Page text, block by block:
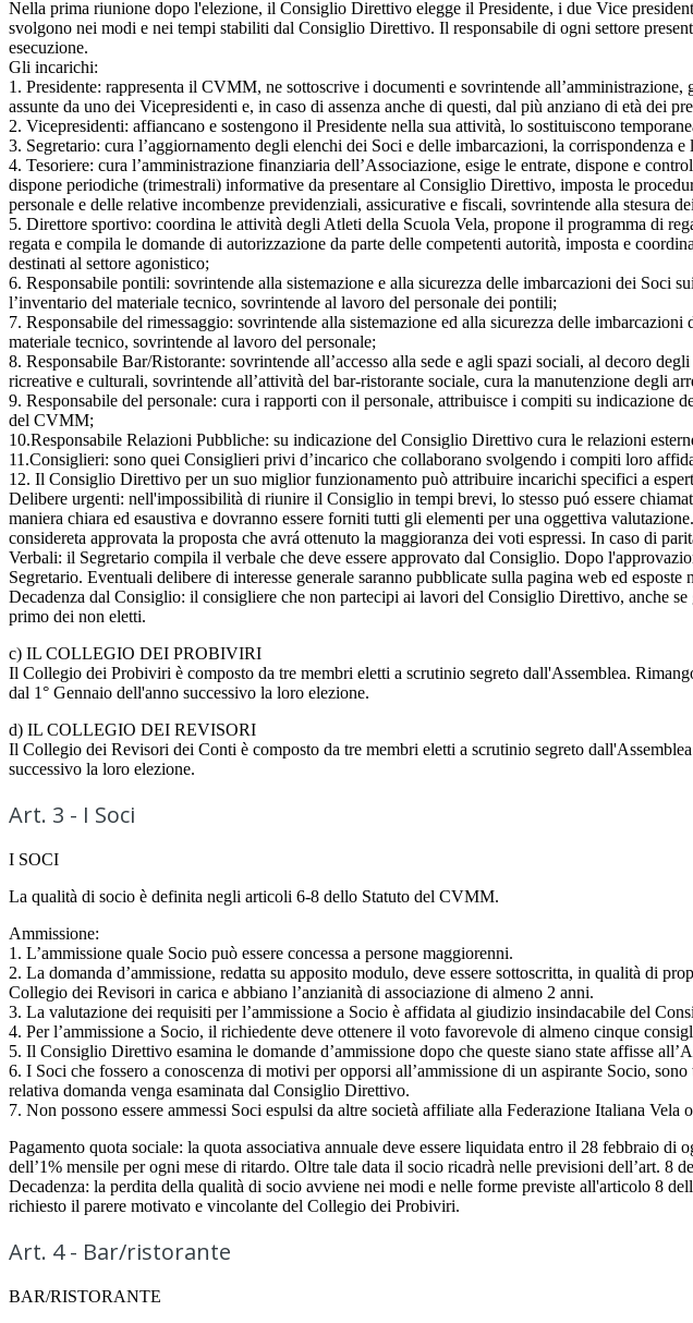
Nella prima riunione dopo l'elezione, il Consiglio Direttivo elegge il Presidente, i due Vice
svolgono nei modi e nei tempi stabiliti dal Consiglio Direttivo. Il responsabile di ogni settore
esecuzione.
Gli incarichi:
1. Presidente: rappresenta il CVMM, ne sottoscrive i documenti e sovrintende
assunte da uno dei Vicepresidenti e, in caso di assenza anche di questi, dal più anziano di età dei
2. Vicepresidenti: affiancano e sostengono il Presidente nella sua attività, lo sostituiscono
3. Segretario: cura l’aggiornamento degli elenchi dei Soci e delle imbarcazioni, la
4. Tesoriere: cura l’amministrazione finanziaria dell’Associazione, esige le entrate, dispone e
dispone periodiche (trimestrali) informative da presentare al Consiglio Direttivo, imposta le
personale e delle relative incombenze previdenziali, assicurative e fiscali, sovrintende alla stesura
5. Direttore sportivo: coordina le attività degli Atleti della Scuola Vela, propone il programma di
regata e compila le domande di autorizzazione da parte delle competenti autorità, imposta e
destinati al settore agonistico;
6. Responsabile pontili: sovrintende alla sistemazione e alla sicurezza delle imbarcazioni dei Soci
l’inventario del materiale tecnico, sovrintende al lavoro del personale dei pontili;
7. Responsabile del rimessaggio: sovrintende alla sistemazione ed alla sicurezza delle
materiale tecnico, sovrintende al lavoro del personale;
8. Responsabile Bar/Ristorante: sovrintende all’accesso alla sede e agli spazi sociali, al decoro
ricreative e culturali, sovrintende all’attività del bar-ristorante sociale, cura la manutenzione degli
9. Responsabile del personale: cura i rapporti con il personale, attribuisce i compiti su
del CVMM;
10.Responsabile Relazioni Pubbliche: su indicazione del Consiglio Direttivo cura le relazioni
11.Consiglieri: sono quei Consiglieri privi d’incarico che collaborano svolgendo i compiti loro
12. Il Consiglio Direttivo per un suo miglior funzionamento può attribuire incarichi specifici a
Delibere urgenti: nell'impossibilità di riunire il Consiglio in tempi brevi, lo stesso puó essere
maniera chiara ed esaustiva e dovranno essere forniti tutti gli elementi per una oggettiva
considereta approvata la proposta che avrá ottenuto la maggioranza dei voti espressi. In caso di
Verbali: il Segretario compila il verbale che deve essere approvato dal Consiglio. Dopo
Segretario. Eventuali delibere di interesse generale saranno pubblicate sulla pagina web ed
Decadenza dal Consiglio: il consigliere che non partecipi ai lavori del Consiglio Direttivo, anche
primo dei non eletti.
c) IL COLLEGIO DEI PROBIVIRI
Il Collegio dei Probiviri è composto da tre membri eletti a scrutinio segreto dall'Assemblea.
dal 1° Gennaio dell'anno successivo la loro elezione.
d) IL COLLEGIO DEI REVISORI
Il Collegio dei Revisori dei Conti è composto da tre membri eletti a scrutinio segreto
successivo la loro elezione.
Art. 3 - I Soci
I SOCI
La qualità di socio è definita negli articoli 6-8 dello Statuto del CVMM.
Ammissione:
1. L’ammissione quale Socio può essere concessa a persone maggiorenni.
2. La domanda d’ammissione, redatta su apposito modulo, deve essere sottoscritta, in qualità di
Collegio dei Revisori in carica e abbiano l’anzianità di associazione di almeno 2 anni.
3. La valutazione dei requisiti per l’ammissione a Socio è affidata al giudizio insindacabile del
4. Per l’ammissione a Socio, il richiedente deve ottenere il voto favorevole di almeno cinque
5. Il Consiglio Direttivo esamina le domande d’ammissione dopo che queste siano state affisse
6. I Soci che fossero a conoscenza di motivi per opporsi all’ammissione di un aspirante Socio,
relativa domanda venga esaminata dal Consiglio Direttivo.
7. Non possono essere ammessi Soci espulsi da altre società affiliate alla Federazione Italiana
Pagamento quota sociale: la quota associativa annuale deve essere liquidata entro il 28 febbraio
dell’1% mensile per ogni mese di ritardo. Oltre tale data il socio ricadrà nelle previsioni dell’art. 8
Decadenza: la perdita della qualità di socio avviene nei modi e nelle forme previste all'articolo 8
richiesto il parere motivato e vincolante del Collegio dei Probiviri.
Art. 4 - Bar/ristorante
BAR/RISTORANTE